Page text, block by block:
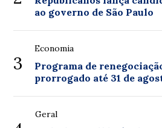
ao governo de São Paulo
3
Economia
Programa de
prorrogado até 31 de
Geral